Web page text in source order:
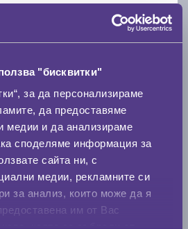
"бисквитки"
за да персонализираме
да предоставяме
медии и да анализираме
споделяме информация за
сайта ни, с
медии, рекламните си
за анализ, които може да я
им от Вас
Нов размер